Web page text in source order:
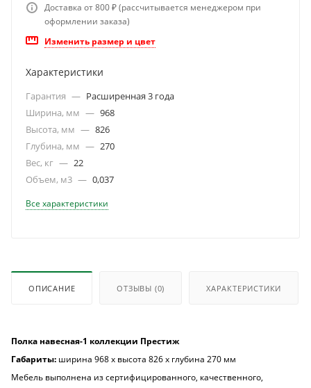
Доставка от 800 ₽ (рассчитывается менеджером при
оформлении заказа)
Изменить размер и цвет
Характеристики
Гарантия — Расширенная 3 года
Ширина, мм — 968
Высота, мм — 826
Глубина, мм — 270
Вес, кг — 22
Объем, м3 — 0,037
Все характеристики
ОПИСАНИЕ ОТЗЫВЫ (0) ХАРАКТЕРИСТИКИ
Полка навесная-1 коллекции Престиж
Габариты: ширина 968 х высота 826 х глубина 270 мм
Мебель выполнена из сертифицированного, качественного,